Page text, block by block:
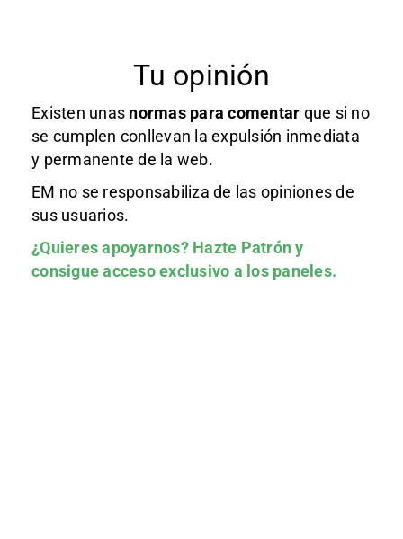
Tu opinión
Existen unas normas para comentar que si no
se cumplen conllevan la expulsión inmediata
y permanente de la web.
EM no se responsabiliza de las opiniones de
sus usuarios.
¿Quieres apoyarnos? Hazte Patróny
consigue acceso exclusivo a los paneles.